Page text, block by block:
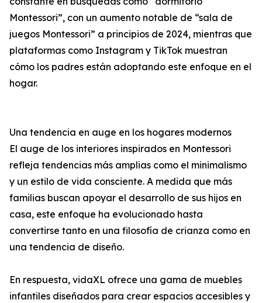
Montessori”, con un aumento notable de “sala de
juegos Montessori” a principios de 2024, mientras que
plataformas como Instagram y TikTok muestran
cómo los padres están adoptando este enfoque en el
hogar.
Una tendencia en auge en los hogares modernos
El auge de los interiores inspirados en Montessori
refleja tendencias más amplias como el minimalismo
y un estilo de vida consciente. A medida que más
familias buscan apoyar el desarrollo de sus hijos en
casa, este enfoque ha evolucionado hasta
convertirse tanto en una filosofía de crianza como en
una tendencia de diseño.
En respuesta, vidaXL ofrece una gama de muebles
infantiles diseñados para crear espacios accesibles y